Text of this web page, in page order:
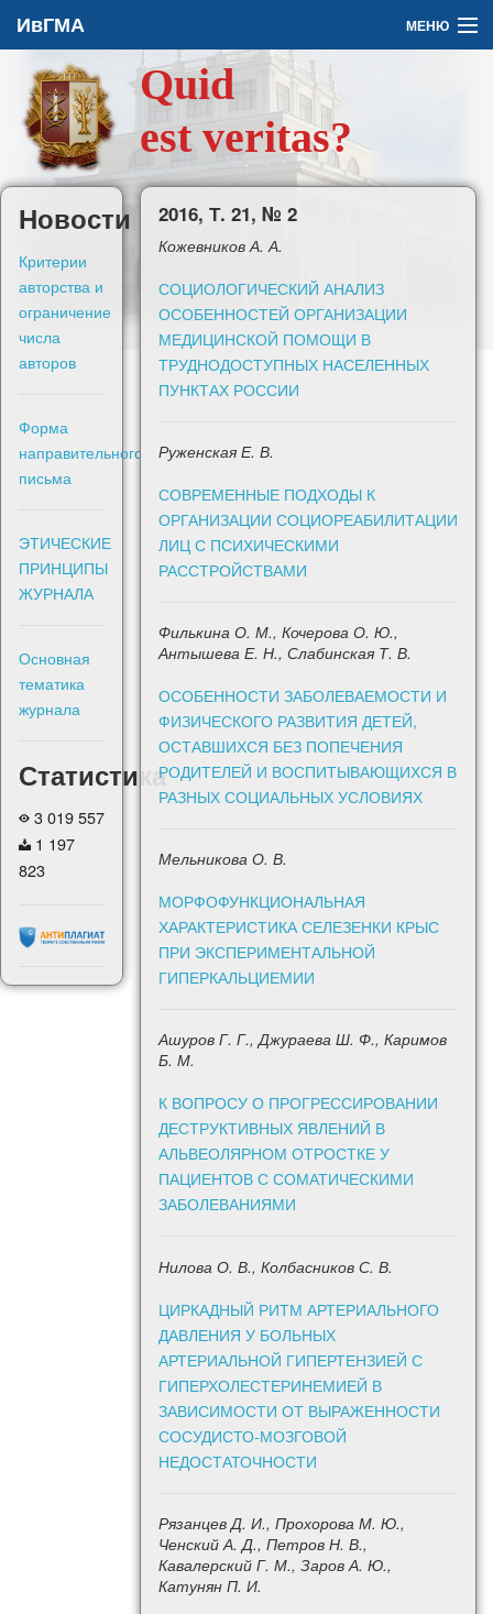
ИвГМА МЕНЮ
Архив
О журнале
Задать вопрос
Правила для авторов
Войти
Quid
est veritas?
Новости
Критерии
авторства и
ограничение
числа
авторов
Форма
направительного
письма
ЭТИЧЕСКИЕ
ПРИНЦИПЫ
ЖУРНАЛА
Основная
тематика
журнала
Статистика
3 019 557
1 197
823
2016, Т. 21, № 2
Кожевников А. А.
СОЦИОЛОГИЧЕСКИЙ АНАЛИЗ
ОСОБЕННОСТЕЙ ОРГАНИЗАЦИИ
МЕДИЦИНСКОЙ ПОМОЩИ В
ТРУДНОДОСТУПНЫХ НАСЕЛЕННЫХ
ПУНКТАХ РОССИИ
Руженская Е. В.
СОВРЕМЕННЫЕ ПОДХОДЫ К
ОРГАНИЗАЦИИ СОЦИОРЕАБИЛИТАЦИИ
ЛИЦ С ПСИХИЧЕСКИМИ
РАССТРОЙСТВАМИ
Филькина О. М., Кочерова О. Ю.,
Антышева Е. Н., Слабинская Т. В.
ОСОБЕННОСТИ ЗАБОЛЕВАЕМОСТИ И
ФИЗИЧЕСКОГО РАЗВИТИЯ ДЕТЕЙ,
ОСТАВШИХСЯ БЕЗ ПОПЕЧЕНИЯ
РОДИТЕЛЕЙ И ВОСПИТЫВАЮЩИХСЯ В
РАЗНЫХ СОЦИАЛЬНЫХ УСЛОВИЯХ
Мельникова О. В.
МОРФОФУНКЦИОНАЛЬНАЯ
ХАРАКТЕРИСТИКА СЕЛЕЗЕНКИ КРЫС
ПРИ ЭКСПЕРИМЕНТАЛЬНОЙ
ГИПЕРКАЛЬЦИЕМИИ
Ашуров Г. Г., Джураева Ш. Ф., Каримов
Б. М.
К ВОПРОСУ О ПРОГРЕССИРОВАНИИ
ДЕСТРУКТИВНЫХ ЯВЛЕНИЙ В
АЛЬВЕОЛЯРНОМ ОТРОСТКЕ У
ПАЦИЕНТОВ С СОМАТИЧЕСКИМИ
ЗАБОЛЕВАНИЯМИ
Нилова О. В., Колбасников С. В.
ЦИРКАДНЫЙ РИТМ АРТЕРИАЛЬНОГО
ДАВЛЕНИЯ У БОЛЬНЫХ
АРТЕРИАЛЬНОЙ ГИПЕРТЕНЗИЕЙ С
ГИПЕРХОЛЕСТЕРИНЕМИЕЙ В
ЗАВИСИМОСТИ ОТ ВЫРАЖЕННОСТИ
СОСУДИСТО-МОЗГОВОЙ
НЕДОСТАТОЧНОСТИ
Рязанцев Д. И., Прохорова М. Ю.,
Ченский А. Д., Петров Н. В.,
Кавалерский Г. М., Заров А. Ю.,
Катунян П. И.